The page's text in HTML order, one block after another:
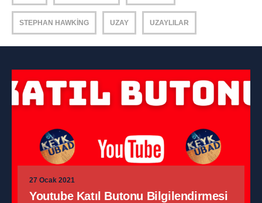
STEPHAN HAWKING UZAY UZAYLILAR
27 Ocak 2021
Youtube Katıl Butonu Bilgilendirmesi